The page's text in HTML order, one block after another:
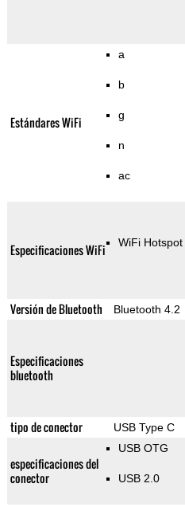
Estándares WiFi
a
b
g
n
ac
Especificaciones WiFi WiFi Hotspot
Versión de Bluetooth Bluetooth 4.2
Especificaciones
bluetooth
tipo de conector USB Type C
especificaciones del
conector
USB OTG
USB 2.0